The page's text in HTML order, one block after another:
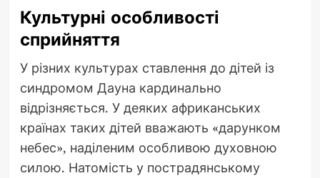
Культурні особливості
сприйняття
У різних культурах ставлення до дітей із
синдромом Дауна кардинально
відрізняється. У деяких африканських
країнах таких дітей вважають «дарунком
небес», наділеним особливою духовною
силою. Натомість у пострадянському